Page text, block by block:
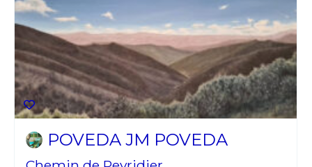
Nom
Prénom
Adresse email*
Nom POVEDA JM POVEDA